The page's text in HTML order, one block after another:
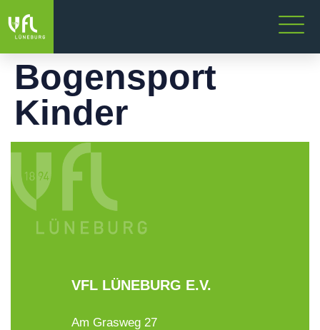
Bogensport
Kinder
VFL LÜNEBURG E.V.
Am Grasweg 27